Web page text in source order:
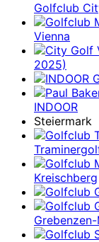
Golfclub
Vienna
2025)
INDOOR
Steiermark
Kreischberg